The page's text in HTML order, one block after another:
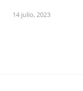
14 julio, 2023